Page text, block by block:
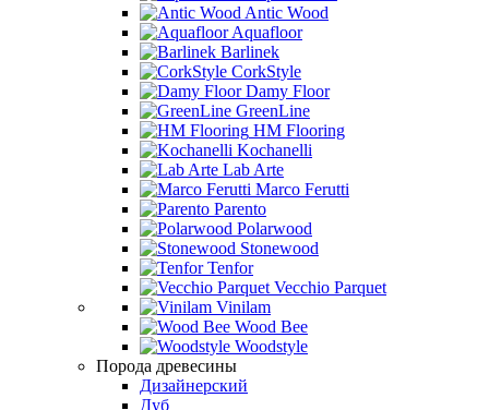
Antic Wood
Aquafloor
Barlinek
CorkStyle
Damy Floor
GreenLine
HM Flooring
Kochanelli
Lab Arte
Marco Ferutti
Parento
Polarwood
Stonewood
Tenfor
Vecchio Parquet
Vinilam
Wood Bee
Woodstyle
Порода древесины
Дизайнерский
Дуб